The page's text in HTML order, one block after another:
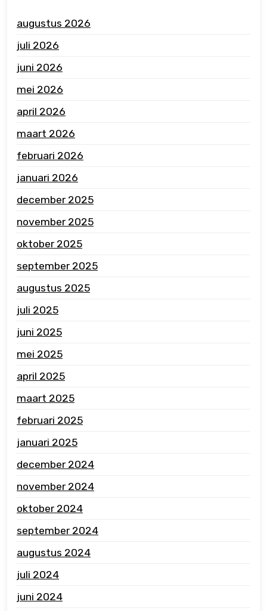
augustus 2026
juli 2026
juni 2026
mei 2026
april 2026
maart 2026
februari 2026
januari 2026
december 2025
november 2025
oktober 2025
september 2025
augustus 2025
juli 2025
juni 2025
mei 2025
april 2025
maart 2025
februari 2025
januari 2025
december 2024
november 2024
oktober 2024
september 2024
augustus 2024
juli 2024
juni 2024